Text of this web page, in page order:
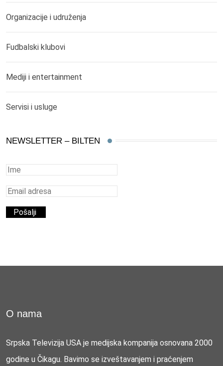
Organizacije i udruženja
Fudbalski klubovi
Mediji i entertainment
Servisi i usluge
NEWSLETTER – BILTEN
O nama
Srpska Televizija USA je medijska kompanija osnovana 2000
godine u Čikagu. Bavimo se izveštavanjem i praćenjem